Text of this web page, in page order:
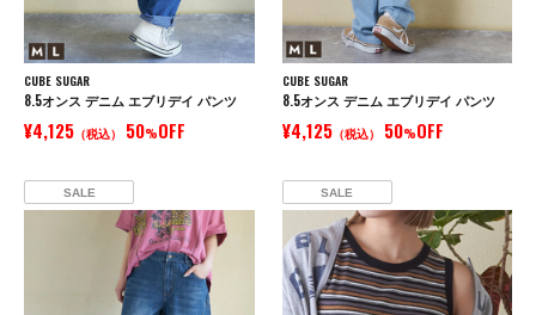
CUBE SUGAR
8.5オンス デニム エブリデイ パンツ
¥4,125 （税込） 50%OFF
CUBE SUGAR
8.5オンス デニム エブリデイ パンツ
¥4,125（税込） 50%OFF
SALE SALE